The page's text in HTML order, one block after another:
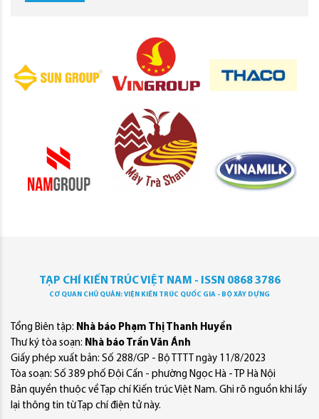
TẠP CHÍ KIẾN TRÚC VIỆT NAM - ISSN 0868 3786
CƠ QUAN CHỦ QUẢN: VIỆN KIẾN TRÚC QUỐC GIA - BỘ XÂY DỰNG
Tổng Biên tập: Nhà báo Phạm Thị Thanh Huyền
Thư ký tòa soạn: Nhà báo Trần Văn Ánh
Giấy phép xuất bản: Số 288/GP - Bộ TTTT ngày 11/8/2023
Tòa soạn: Số 389 phố Đội Cấn - phường Ngọc Hà - TP Hà Nội
Bản quyền thuộc về Tạp chí Kiến trúc Việt Nam. Ghi rõ nguồn khi lấy
lại thông tin từ Tạp chí điện tử này.